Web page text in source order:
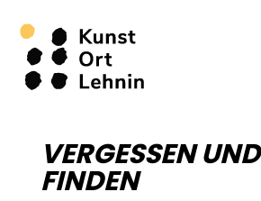
VERGESSEN UND
FINDEN